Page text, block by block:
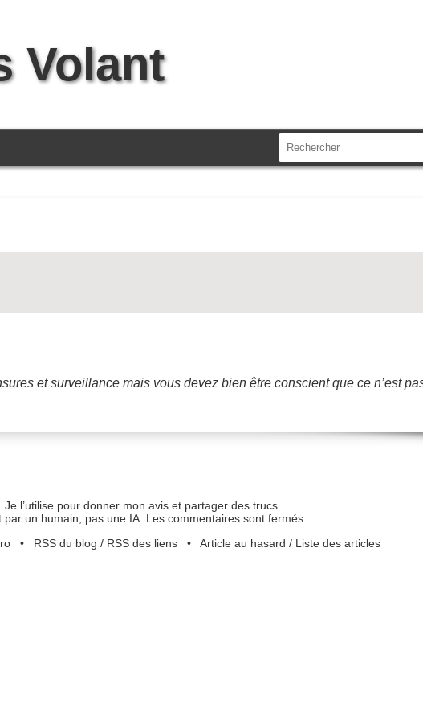
Volant
et surveillance mais vous devez bien être conscient que ce n’est
l’utilise pour donner mon avis et partager des trucs.
un humain, pas une IA. Les commentaires sont fermés.
• RSS du blog / RSS des liens• Article au hasard / Liste des articles